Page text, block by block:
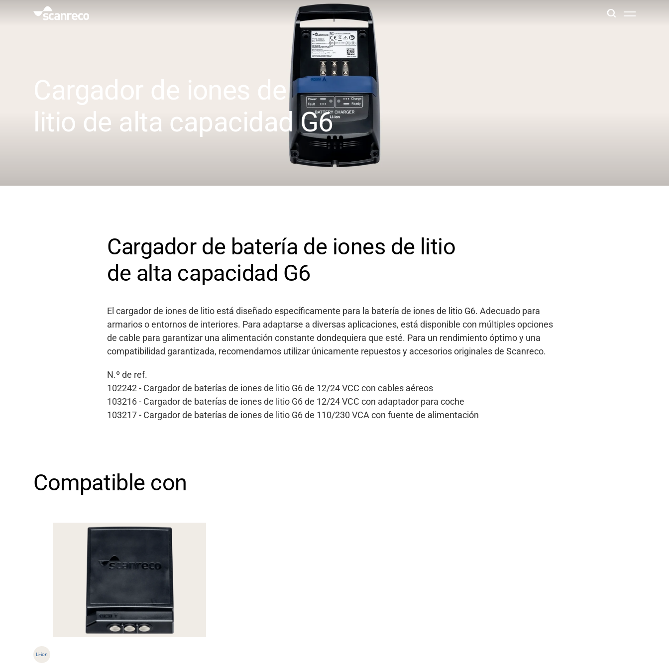
Productividad y seguridad del operador
Acerca de nosotros
Cargador de iones de
litio de alta capacidad G6
Cargador de batería de iones de litio
de alta capacidad G6
El cargador de iones de litio está diseñado específicamente para la batería de iones de litio G6. Adecuado para
armarios o entornos de interiores. Para adaptarse a diversas aplicaciones, está disponible con múltiples opciones
de cable para garantizar una alimentación constante dondequiera que esté. Para un rendimiento óptimo y una
compatibilidad garantizada, recomendamos utilizar únicamente repuestos y accesorios originales de Scanreco.
N.º de ref.
102242 - Cargador de baterías de iones de litio G6 de 12/24 VCC con cables aéreos
103216 - Cargador de baterías de iones de litio G6 de 12/24 VCC con adaptador para coche
103217 - Cargador de baterías de iones de litio G6 de 110/230 VCA con fuente de alimentación
Compatible con
Li-ion